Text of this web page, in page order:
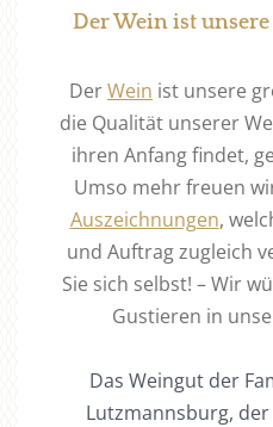
Der Wein ist
DerWein ist unsere
die Qualität unserer
ihren Anfang findet,
Umso mehr freuen
Auszeichnungen,
und Auftrag zugleich
Sie sich selbst! – Wir
Gustieren in
Das Weingut der
Lutzmannsburg,